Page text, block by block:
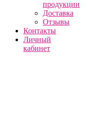
продукции
Доставка
Отзывы
Контакты
Личный
кабинет